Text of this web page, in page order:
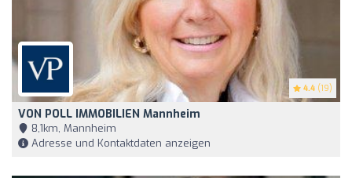
4.4 (19)
VON POLL IMMOBILIEN Mannheim
8,1km, Mannheim
Adresse und Kontaktdaten anzeigen